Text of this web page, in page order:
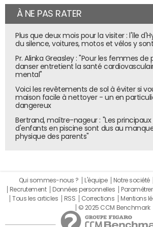
ce qui se traduit par un boîtier
(mais un peu plus épais). Côté
comme le S8). A cela s'ajoute un
microSD.
Sortie
Le Samsung Galaxy S9 a été
25 février, la veille du premier jour du
Congress(MWC) de Barcelone. Le
n'a pas dérogé à sa tradition. Sept des
16 mars prochain (et ce pour le S9
Les deux modèles sont d'ores et déjà
précommandes surle site de Samsung
À NE PAS RATER
Plus que deux mois pour la visiter : l'île
du silence, voitures, motos et vélos y
Pr. Alinka Greasley : "Pour les femmes de
danser entretient la santé
mental"
Voici les revêtements de sol à éviter si
maison facile à nettoyer - un en
dangereux
Bertrand, maître-nageur : "Les
d'enfants en piscine sont dus au
physique des parents"
Qui sommes-nous ? L'équipe Notre société
Recrutement
Données personnelles
Tous les articles
RSS Corrections Mentions
© 2025 CCM Benchmark